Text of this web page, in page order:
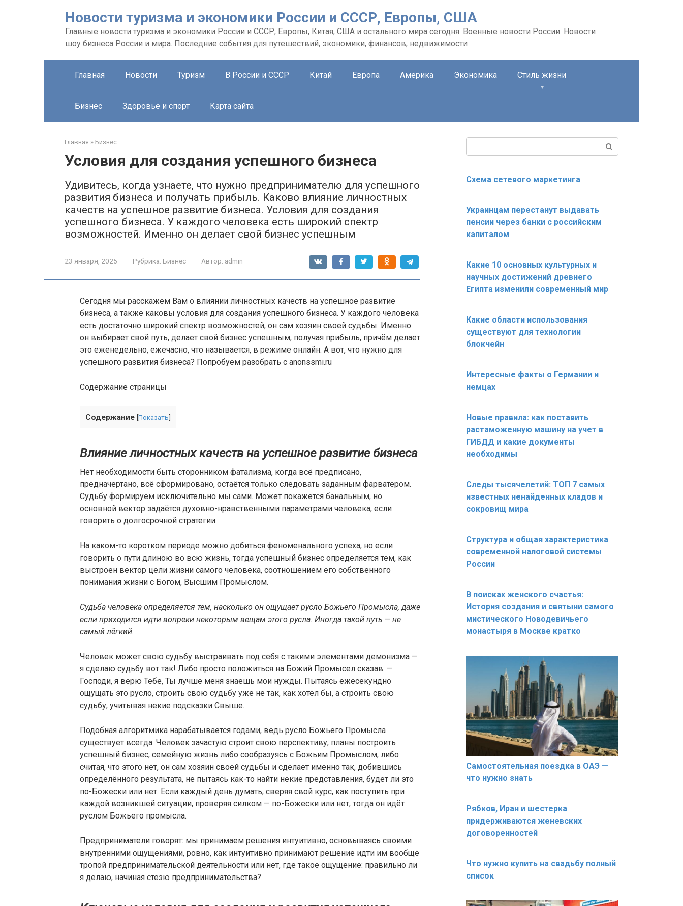
Новости туризма и экономики России и СССР, Европы, США
Главные новости туризма и экономики России и СССР, Европы, Китая, США и остального мира сегодня. Военные новости России. Новости
шоу бизнеса России и мира. Последние события для путешествий, экономики, финансов, недвижимости
Главная Новости Туризм В России и СССР Китай Европа Америка Экономика Стиль жизни
Бизнес Здоровье и спорт Карта сайта
Главная » Бизнес
Условия для создания успешного бизнеса
Удивитесь, когда узнаете, что нужно предпринимателю для успешного
развития бизнеса и получать прибыль. Каково влияние личностных
качеств на успешное развитие бизнеса. Условия для создания
успешного бизнеса. У каждого человека есть широкий спектр
возможностей. Именно он делает свой бизнес успешным
23 января, 2025 Рубрика: Бизнес Автор: admin
Сегодня мы расскажем Вам о влиянии личностных качеств на успешное развитие
бизнеса, а также каковы условия для создания успешного бизнеса. У каждого человека
есть достаточно широкий спектр возможностей, он сам хозяин своей судьбы. Именно
он выбирает свой путь, делает свой бизнес успешным, получая прибыль, причём делает
это еженедельно, ежечасно, что называется, в режиме онлайн. А вот, что нужно для
успешного развития бизнеса? Попробуем разобрать с anonssmi.ru
Содержание страницы
Содержание [Показать]
Влияние личностных качеств на успешное развитие бизнеса
Нет необходимости быть сторонником фатализма, когда всё предписано,
предначертано, всё сформировано, остаётся только следовать заданным фарватером.
Судьбу формируем исключительно мы сами. Может покажется банальным, но
основной вектор задаётся духовно-нравственными параметрами человека, если
говорить о долгосрочной стратегии.
На каком-то коротком периоде можно добиться феноменального успеха, но если
говорить о пути длиною во всю жизнь, тогда успешный бизнес определяется тем, как
выстроен вектор цели жизни самого человека, соотношением его собственного
понимания жизни с Богом, Высшим Промыслом.
Судьба человека определяется тем, насколько он ощущает русло Божьего Промысла, даже
если приходится идти вопреки некоторым вещам этого русла. Иногда такой путь — не
самый лёгкий.
Человек может свою судьбу выстраивать под себя с такими элементами демонизма —
я сделаю судьбу вот так! Либо просто положиться на Божий Промысел сказав: —
Господи, я верю Тебе, Ты лучше меня знаешь мои нужды. Пытаясь ежесекундно
ощущать это русло, строить свою судьбу уже не так, как хотел бы, а строить свою
судьбу, учитывая некие подсказки Свыше.
Подобная алгоритмика нарабатывается годами, ведь русло Божьего Промысла
существует всегда. Человек зачастую строит свою перспективу, планы построить
успешный бизнес, семейную жизнь либо сообразуясь с Божьим Промыслом, либо
считая, что этого нет, он сам хозяин своей судьбы и сделает именно так, добившись
определённого результата, не пытаясь как-то найти некие представления, будет ли это
по-Божески или нет. Если каждый день думать, сверяя свой курс, как поступить при
каждой возникшей ситуации, проверяя силком — по-Божески или нет, тогда он идёт
руслом Божьего промысла.
Предприниматели говорят: мы принимаем решения интуитивно, основываясь своими
внутренними ощущениями, ровно, как интуитивно принимают решение идти им вообще
тропой предпринимательской деятельности или нет, где такое ощущение: правильно ли
я делаю, начиная стезю предпринимательства?
Схема сетевого маркетинга
Украинцам перестанут выдавать
пенсии через банки с российским
капиталом
Какие 10 основных культурных и
научных достижений древнего
Египта изменили современный мир
Какие области использования
существуют для технологии
блокчейн
Интересные факты о Германии и
немцах
Новые правила: как поставить
растаможенную машину на учет в
ГИБДД и какие документы
необходимы
Следы тысячелетий: ТОП 7 самых
известных ненайденных кладов и
сокровищ мира
Структура и общая характеристика
современной налоговой системы
России
В поисках женского счастья:
История создания и святыни самого
мистического Новодевичьего
монастыря в Москве кратко
Самостоятельная поездка в ОАЭ —
что нужно знать
Рябков, Иран и шестерка
придерживаются женевских
договоренностей
Что нужно купить на свадьбу полный
список